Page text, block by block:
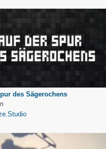
des Sägerochens